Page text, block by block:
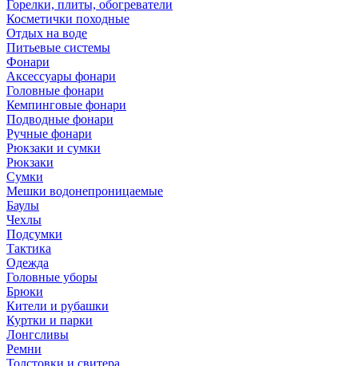
Горелки, плиты, обогреватели
Косметички походные
Отдых на воде
Питьевые системы
Фонари
Аксессуары фонари
Головные фонари
Кемпинговые фонари
Подводные фонари
Ручные фонари
Рюкзаки и сумки
Рюкзаки
Сумки
Мешки водонепроницаемые
Баулы
Чехлы
Подсумки
Тактика
Одежда
Головные уборы
Брюки
Кители и рубашки
Куртки и парки
Лонгсливы
Ремни
Толстовки и свитера